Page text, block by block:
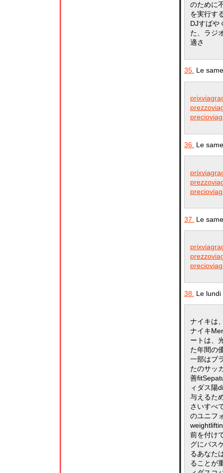
のために
を実行す
DJすばや
た、ラジ
適さ
35. Le
36. Le
37. Le
38. Le
ナイキは
ナイキ
ートは、
た年間の
一部はブ
たのサッ
善
ィダス陽
与えるた
さいすべ
のユニフ
前を付け
グにバス
るあなた
ることが